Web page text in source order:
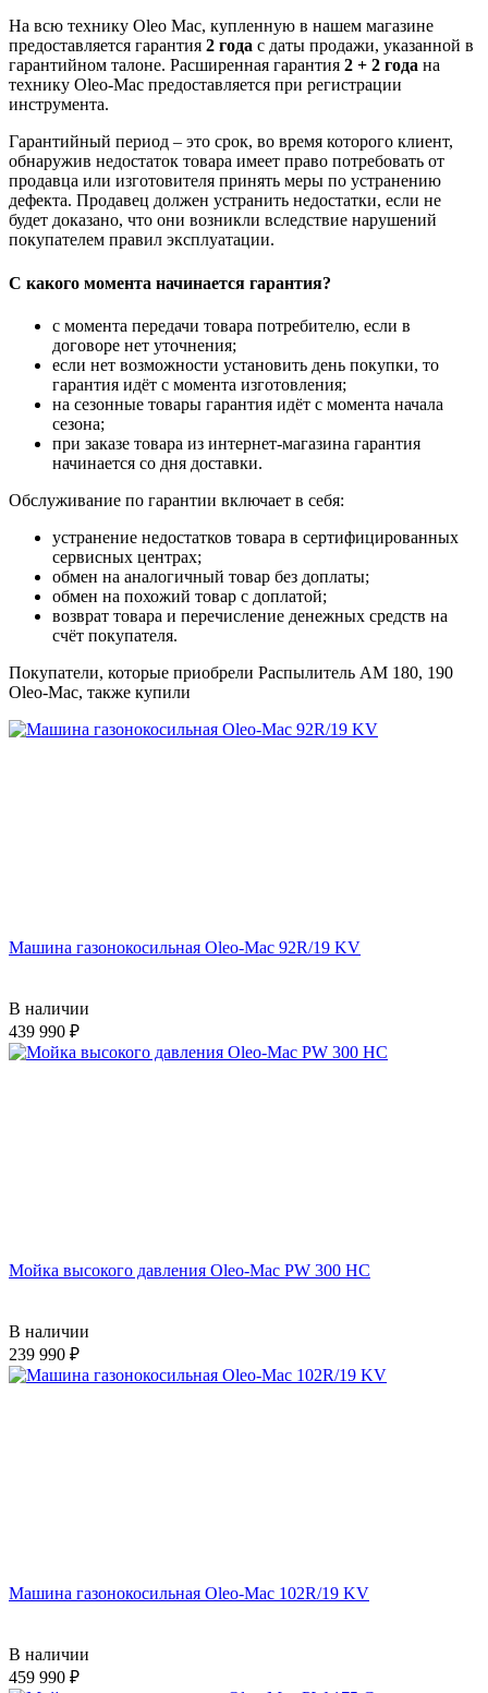
На всю технику Oleo Mac, купленную в нашем магазине
предоставляется гарантия 2 года с даты продажи, указанной в
гарантийном талоне. Расширенная гарантия 2 + 2 года на
технику Oleo-Mac предоставляется при регистрации
инструмента.
Гарантийный период – это срок, во время которого клиент,
обнаружив недостаток товара имеет право потребовать от
продавца или изготовителя принять меры по устранению
дефекта. Продавец должен устранить недостатки, если не
будет доказано, что они возникли вследствие нарушений
покупателем правил эксплуатации.
С какого момента начинается гарантия?
с момента передачи товара потребителю, если в
договоре нет уточнения;
если нет возможности установить день покупки, то
гарантия идёт с момента изготовления;
на сезонные товары гарантия идёт с момента начала
сезона;
при заказе товара из интернет-магазина гарантия
начинается со дня доставки.
Обслуживание по гарантии включает в себя:
устранение недостатков товара в сертифицированных
сервисных центрах;
обмен на аналогичный товар без доплаты;
обмен на похожий товар с доплатой;
возврат товара и перечисление денежных средств на
счёт покупателя.
Покупатели, которые приобрели Распылитель AМ 180, 190
Oleo-Mac, также купили
Машина газонокосильная Oleo-Mac 92R/19 KV
В наличии
439 990
Мойка высокого давления Oleo-Mac PW 300 HС
В наличии
239 990
Машина газонокосильная Oleo-Mac 102R/19 KV
В наличии
459 990